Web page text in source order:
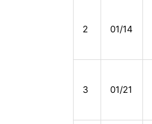
2 01/14
3 01/21